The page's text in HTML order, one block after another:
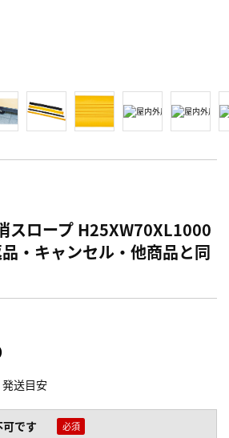
スロープ H25XW70XL1000
・キャンセル・他商品と同
送目安
です